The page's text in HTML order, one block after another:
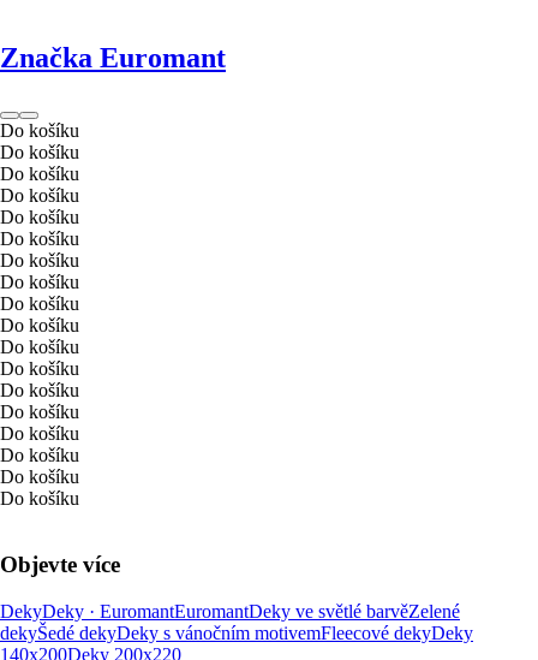
Značka Euromant
Do košíku
Do košíku
Do košíku
Do košíku
Do košíku
Do košíku
Do košíku
Do košíku
Do košíku
Do košíku
Do košíku
Do košíku
Do košíku
Do košíku
Do košíku
Do košíku
Do košíku
Do košíku
Objevte více
DekyDeky · EuromantEuromantDeky ve světlé barvěZelené
dekyŠedé dekyDeky s vánočním motivemFleecové dekyDeky
140x200Deky 200x220